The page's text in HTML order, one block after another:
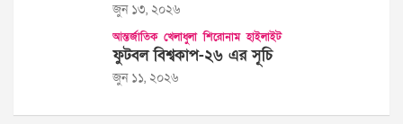
জুন ১৩, ২০২৬
আন্তর্জাতিক খেলাধুলা শিরোনাম হাইলাইট
ফুটবল বিশ্বকাপ-২৬ এর সূচি
জুন ১১, ২০২৬